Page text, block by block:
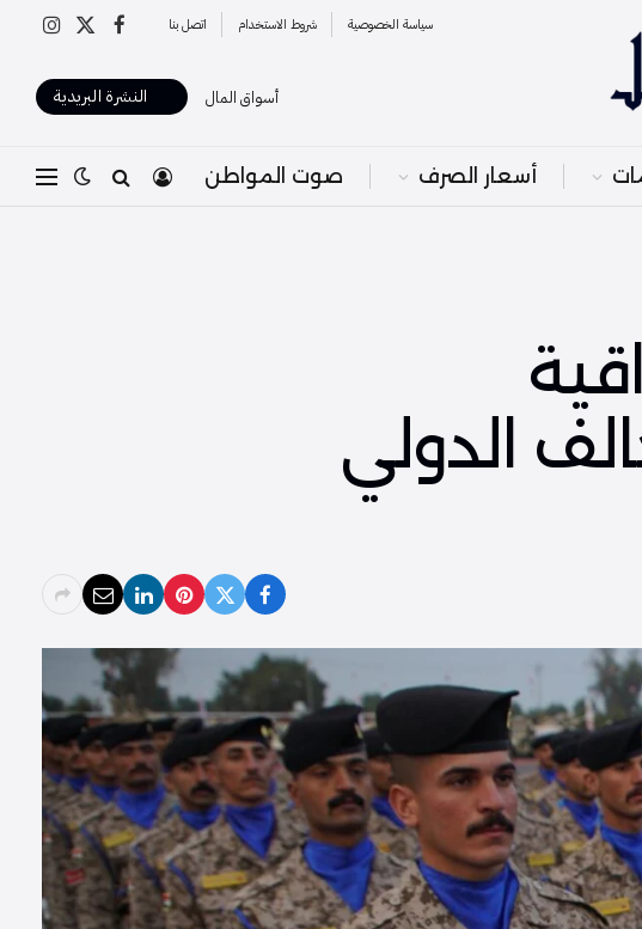
سياسة الخصوصية شروط الاستخدام اتصل بنا فيسبوك
X
أسواق المال النشرة البريدية
أسعار الصرف صوت المواطن
الدولي